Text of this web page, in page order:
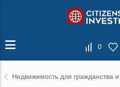
0
Недвижимость для гражданства